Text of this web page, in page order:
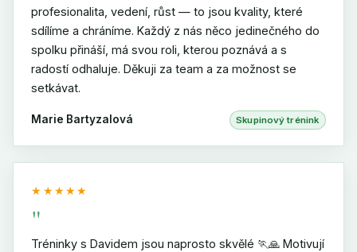
profesionalita, vedení, růst — to jsou kvality, které
sdílíme a chráníme. Každý z nás něco jedinečného do
spolku přináší, má svou roli, kterou poznává a s
radostí odhaluje. Děkuji za team a za možnost se
setkávat.
Marie Bartyzalová Skupinový trénink
★★★★★
"
Tréninky s Davidem jsou naprosto skvělé 🏃🙏 Motivují